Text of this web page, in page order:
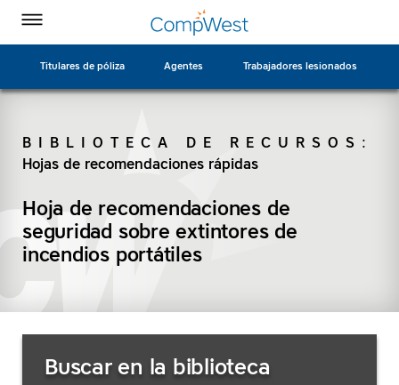
inicio
contenido
Alternar
menú
BUSCAR
Titulares de póliza Agentes Trabajadores lesionados
BIBLIOTECA DE RECURSOS :
Hojas de recomendaciones rápidas
Hoja de recomendaciones de
seguridad sobre extintores de
incendios portátiles
Buscar en la biblioteca
recursos
CompWest
CompWest
CompWest
CompWest